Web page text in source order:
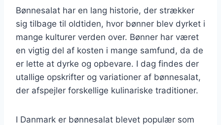
Bønnesalat har en lang historie, der strækker
sig tilbage til oldtiden, hvor bønner blev dyrket i
mange kulturer verden over. Bønner har været
en vigtig del af kosten i mange samfund, da de
er lette at dyrke og opbevare. I dag findes der
utallige opskrifter og variationer af bønnesalat,
der afspejler forskellige kulinariske traditioner.
I Danmark er bønnesalat blevet populær som